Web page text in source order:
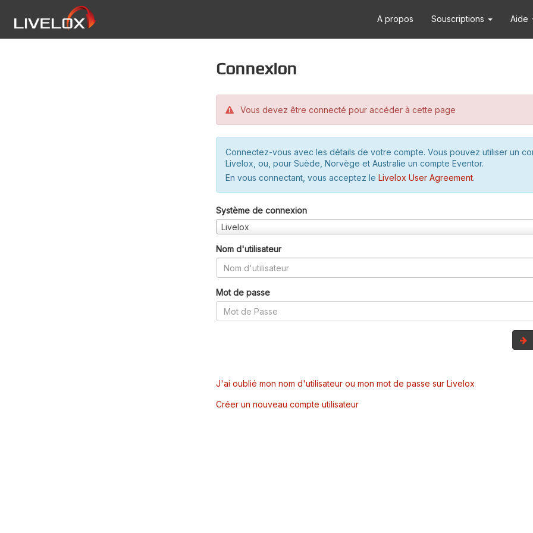
A propos Souscriptions Aide
Connexion
Vous devez être connecté pour accéder à cette page
Connectez-vous avec les détails de votre compte. Vous pouvez utiliser un
Livelox, ou, pour Suède, Norvège et Australie un compte Eventor.
En vous connectant, vous acceptez le Livelox User Agreement.
Système de connexion
Livelox
Nom d'utilisateur
Mot de passe
J'ai oublié mon nom d'utilisateur ou mon mot de passe sur Livelox
Créer un nouveau compte utilisateur